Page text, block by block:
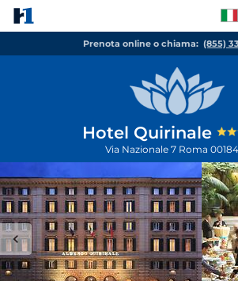
Prenota online o chiama: (855)
Hotel Quirinale
Via Nazionale 7 Roma 00184